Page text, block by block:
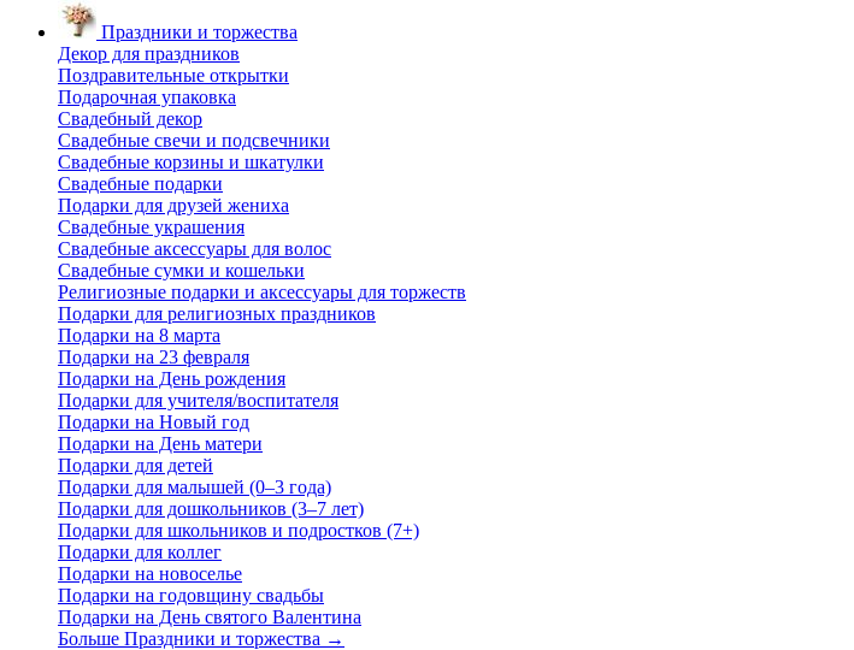
Праздники и торжества
Декор для праздников
Поздравительные открытки
Подарочная упаковка
Свадебный декор
Свадебные свечи и подсвечники
Свадебные корзины и шкатулки
Свадебные подарки
Подарки для друзей жениха
Свадебные украшения
Свадебные аксессуары для волос
Свадебные сумки и кошельки
Религиозные подарки и аксессуары для торжеств
Подарки для религиозных праздников
Подарки на 8 марта
Подарки на 23 февраля
Подарки на День рождения
Подарки для учителя/воспитателя
Подарки на Новый год
Подарки на День матери
Подарки для детей
Подарки для малышей (0–3 года)
Подарки для дошкольников (3–7 лет)
Подарки для школьников и подростков (7+)
Подарки для коллег
Подарки на новоселье
Подарки на годовщину свадьбы
Подарки на День святого Валентина
Больше Праздники и торжества →